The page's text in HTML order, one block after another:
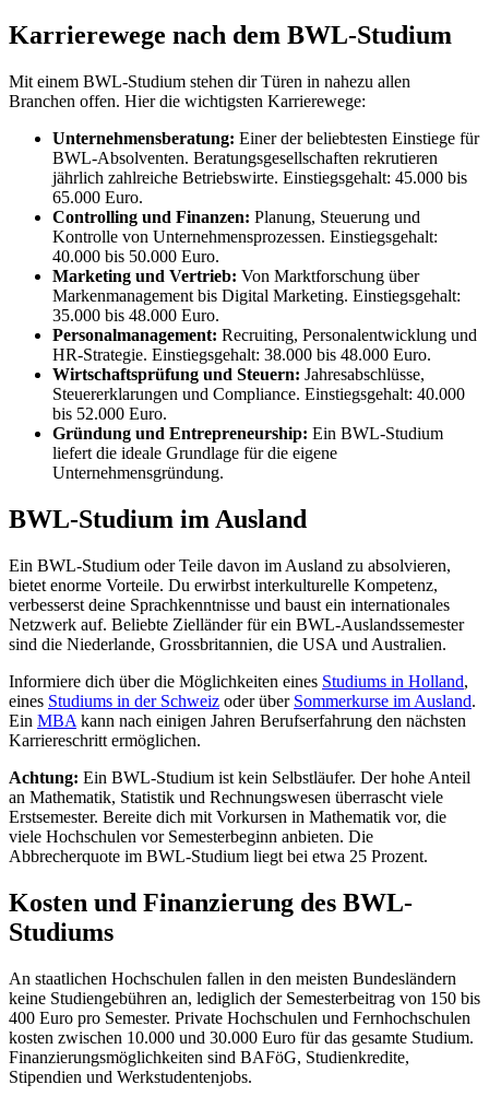
Karrierewege nach dem BWL-Studium
Mit einem BWL-Studium stehen dir Türen in nahezu allen
Branchen offen. Hier die wichtigsten Karrierewege:
Unternehmensberatung: Einer der beliebtesten Einstiege für
BWL-Absolventen. Beratungsgesellschaften rekrutieren
jährlich zahlreiche Betriebswirte. Einstiegsgehalt: 45.000 bis
65.000 Euro.
Controlling und Finanzen: Planung, Steuerung und
Kontrolle von Unternehmensprozessen. Einstiegsgehalt:
40.000 bis 50.000 Euro.
Marketing und Vertrieb: Von Marktforschung über
Markenmanagement bis Digital Marketing. Einstiegsgehalt:
35.000 bis 48.000 Euro.
Personalmanagement: Recruiting, Personalentwicklung und
HR-Strategie. Einstiegsgehalt: 38.000 bis 48.000 Euro.
Wirtschaftsprüfung und Steuern: Jahresabschlüsse,
Steuererklarungen und Compliance. Einstiegsgehalt: 40.000
bis 52.000 Euro.
Gründung und Entrepreneurship: Ein BWL-Studium
liefert die ideale Grundlage für die eigene
Unternehmensgründung.
BWL-Studium im Ausland
Ein BWL-Studium oder Teile davon im Ausland zu absolvieren,
bietet enorme Vorteile. Du erwirbst interkulturelle Kompetenz,
verbesserst deine Sprachkenntnisse und baust ein internationales
Netzwerk auf. Beliebte Zielländer für ein BWL-Auslandssemester
sind die Niederlande, Grossbritannien, die USA und Australien.
Informiere dich über die Möglichkeiten eines Studiums in Holland,
eines Studiums in der Schweiz oder über Sommerkurse im Ausland.
Ein MBA kann nach einigen Jahren Berufserfahrung den nächsten
Karriereschritt ermöglichen.
Achtung: Ein BWL-Studium ist kein Selbstläufer. Der hohe Anteil
an Mathematik, Statistik und Rechnungswesen überrascht viele
Erstsemester. Bereite dich mit Vorkursen in Mathematik vor, die
viele Hochschulen vor Semesterbeginn anbieten. Die
Abbrecherquote im BWL-Studium liegt bei etwa 25 Prozent.
Kosten und Finanzierung des BWL-
Studiums
An staatlichen Hochschulen fallen in den meisten Bundesländern
keine Studiengebühren an, lediglich der Semesterbeitrag von 150 bis
400 Euro pro Semester. Private Hochschulen und Fernhochschulen
kosten zwischen 10.000 und 30.000 Euro für das gesamte Studium.
Finanzierungsmöglichkeiten sind BAFöG, Studienkredite,
Stipendien und Werkstudentenjobs.